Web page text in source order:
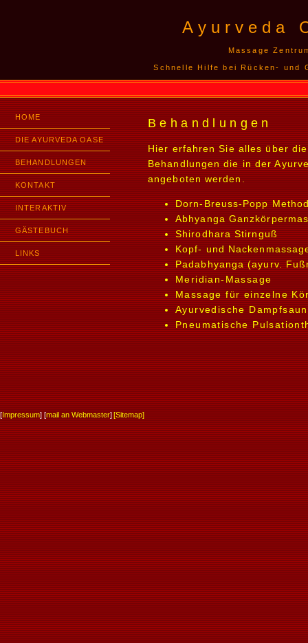
Ayurveda
Massage
Schnelle Hilfe bei Rücken- und
HOME
DIE AYURVEDA OASE
BEHANDLUNGEN
KONTAKT
INTERAKTIV
GÄSTEBUCH
LINKS
Behandlungen
Hier erfahren Sie alles über die
Behandlungen die in der
angeboten werden.
Dorn-Breuss-Popp
Abhyanga
Shirodhara Stirnguß
Kopf- und
Padabhyanga (ayurv.
Meridian-Massage
Massage für einzelne
Ayurvedische
Pneumatische
[Impressum] [mail an Webmaster][Sitemap]